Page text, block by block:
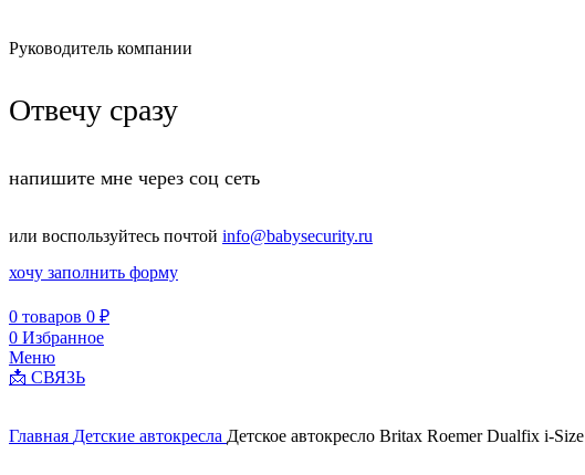
Руководитель компании
Отвечу сразу
напишите мне через соц сеть
или воспользуйтесь почтой info@babysecurity.ru
хочу заполнить форму
0 товаров 0 ₽
0 Избранное
Меню
📩 СВЯЗЬ
Главная Детские автокресла Детское автокресло Britax Roemer Dualfix i-Size